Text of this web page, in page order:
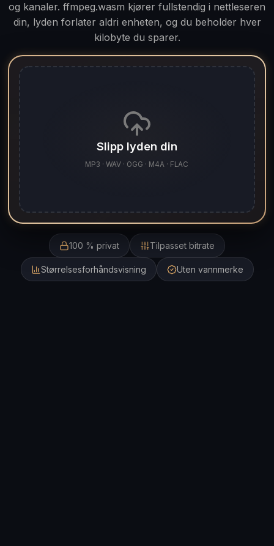
og kanaler. ffmpeg.wasm kjører fullstendig i nettleseren
din, lyden forlater aldri enheten, og du beholder hver
kilobyte du sparer.
Slipp lyden din
MP3 · WAV · OGG · M4A · FLAC
100 % privat Tilpasset bitrate
Størrelsesforhåndsvisning Uten vannmerke